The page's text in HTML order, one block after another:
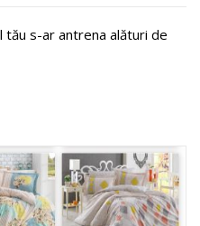
tău s-ar antrena alături de